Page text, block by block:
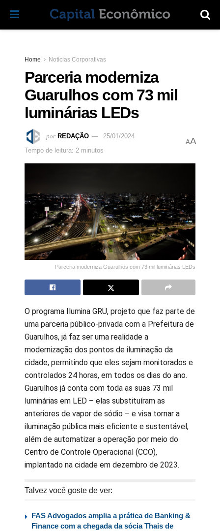
Home Notícias Corporativas
Parceria moderniza
Guarulhos com 73 mil
luminárias LEDs
por REDAÇÃO
25/01/2024
Tempo de leitura: 2 minutos
AA
Parceria moderniza Guarulhos com 73 mil luminárias LEDs
O programa Ilumina GRU, projeto que faz parte de
uma parceria público-privada com a Prefeitura de
Guarulhos, já faz ser uma realidade a
modernização dos pontos de iluminação da
cidade, permitindo que eles sejam monitorados e
controlados 24 horas, em todos os dias do ano.
Guarulhos já conta com toda as suas 73 mil
luminárias em LED – elas substituíram as
anteriores de vapor de sódio – e visa tornar a
iluminação pública mais eficiente e sustentável,
além de automatizar a operação por meio do
Centro de Controle Operacional (CCO),
implantado na cidade em dezembro de 2023.
Talvez você goste de ver:
FAS Advogados amplia a prática de Banking &
Finance com a chegada da sócia Thais de